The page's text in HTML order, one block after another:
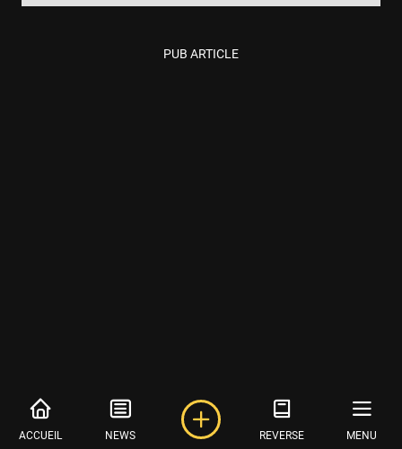
ACCUEIL NEWS REVERSE MENU
PUB ARTICLE